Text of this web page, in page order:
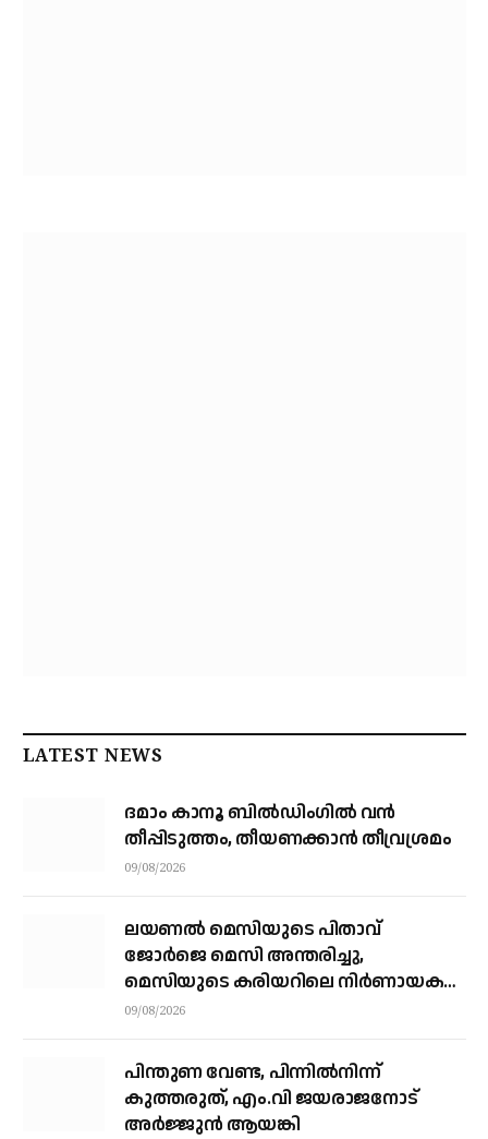
LATEST NEWS
ദമാം കാനൂ ബിൽഡിംഗിൽ വൻ
തീപ്പിടുത്തം, തീയണക്കാൻ തീവ്രശ്രമം
09/08/2026
ലയണൽ മെസിയുടെ പിതാവ്
ജോർജെ മെസി അന്തരിച്ചു, ​
മെസിയുടെ കരിയറിലെ നിർണായക
ശക്തി
09/08/2026
പിന്തുണ വേണ്ട, പിന്നിൽനിന്ന്
കുത്തരുത്, എം.വി ജയരാജനോട്
അർജ്ജുൻ ആയങ്കി